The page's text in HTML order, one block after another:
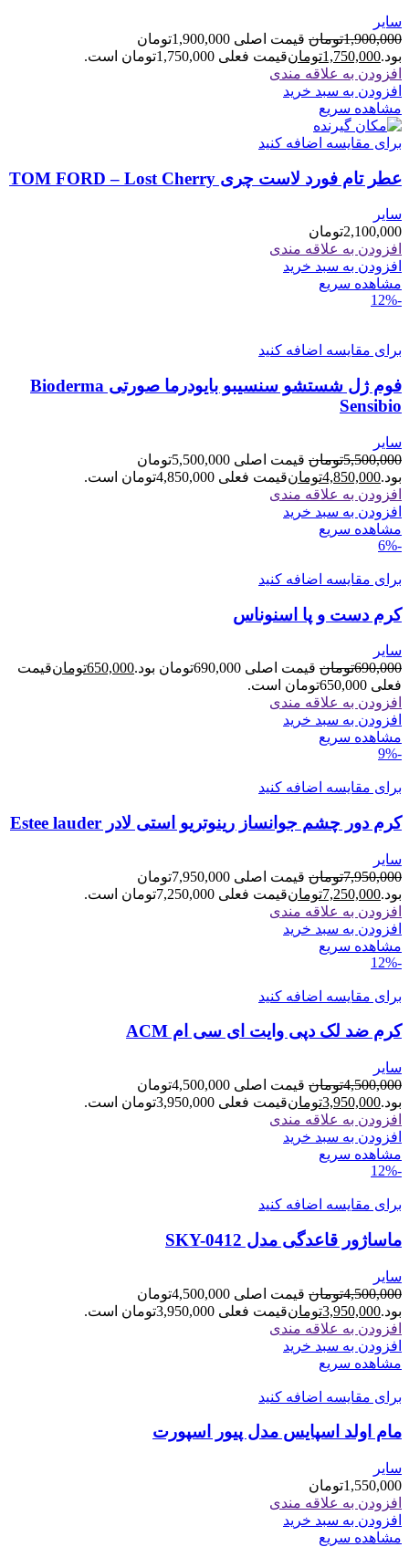
سایر
1,900,000تومان
قیمت اصلی 1,900,000تومان
بود.1,750,000تومانقیمت فعلی 1,750,000تومان است.
افزودن به علاقه مندی
افزودن به سبد خرید
مشاهده سریع
برای مقایسه اضافه کنید
عطر تام فورد لاست چری TOM FORD – Lost Cherry
سایر
2,100,000تومان
افزودن به علاقه مندی
افزودن به سبد خرید
مشاهده سریع
-12%
برای مقایسه اضافه کنید
فوم ژل شستشو سنسیبو بایودرما صورتی Bioderma
Sensibio
سایر
5,500,000تومان
قیمت اصلی 5,500,000تومان
بود.4,850,000تومانقیمت فعلی 4,850,000تومان است.
افزودن به علاقه مندی
افزودن به سبد خرید
مشاهده سریع
-6%
برای مقایسه اضافه کنید
کرم دست و پا اسنوناس
سایر
690,000تومان قیمت اصلی 690,000تومان بود. 650,000تومانقیمت
فعلی 650,000تومان است.
افزودن به علاقه مندی
افزودن به سبد خرید
مشاهده سریع
-9%
برای مقایسه اضافه کنید
کرم دور چشم جوانساز رینوتریو استی لادر Estee lauder
سایر
7,950,000تومان
قیمت اصلی 7,950,000تومان
بود.7,250,000تومانقیمت فعلی 7,250,000تومان است.
افزودن به علاقه مندی
افزودن به سبد خرید
مشاهده سریع
-12%
برای مقایسه اضافه کنید
کرم ضد لک دپی وایت ای سی ام ACM
سایر
4,500,000تومان
قیمت اصلی 4,500,000تومان
بود.3,950,000تومانقیمت فعلی 3,950,000تومان است.
افزودن به علاقه مندی
افزودن به سبد خرید
مشاهده سریع
-12%
برای مقایسه اضافه کنید
ماساژور قاعدگی مدل SKY-0412
سایر
4,500,000تومان
قیمت اصلی 4,500,000تومان
بود.3,950,000تومانقیمت فعلی 3,950,000تومان است.
افزودن به علاقه مندی
افزودن به سبد خرید
مشاهده سریع
برای مقایسه اضافه کنید
مام اولد اسپایس مدل پیور اسپورت
سایر
1,550,000تومان
افزودن به علاقه مندی
افزودن به سبد خرید
مشاهده سریع